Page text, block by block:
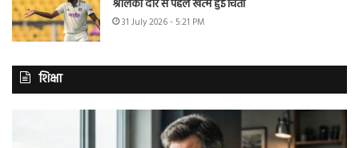
श्रीलंका दौरे से पहले खत्म हुई चिंता
31 July 2026 - 5:21 PM
शिक्षा